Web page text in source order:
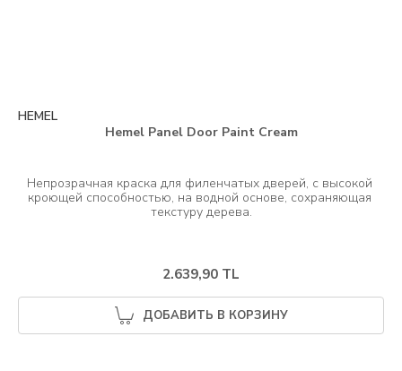
HEMEL
Hemel Panel Door Paint Cream
Непрозрачная краска для филенчатых дверей, с высокой
кроющей способностью, на водной основе, сохраняющая
2.639,90 TL
ДОБАВИТЬ В КОРЗИНУ